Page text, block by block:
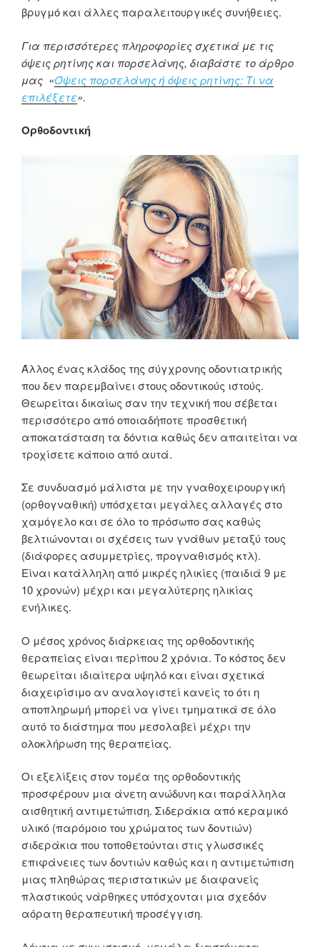
βρυγμό και άλλες παραλειτουργικές συνήθειες.
Για περισσότερες πληροφορίες σχετικά με τις
όψεις ρητίνης και πορσελάνης, διαβάστε το άρθρο
μας «Όψεις πορσελάνης ή όψεις ρητίνης: Τι να
επιλέξετε».
Ορθοδοντική
Άλλος ένας κλάδος της σύγχρονης οδοντιατρικής
που δεν παρεμβαίνει στους οδοντικούς ιστούς.
Θεωρείται δικαίως σαν την τεχνική που σέβεται
περισσότερο από οποιαδήποτε προσθετική
αποκατάσταση τα δόντια καθώς δεν απαιτείται να
τροχίσετε κάποιο από αυτά.
Σε συνδυασμό μάλιστα με την γναθοχειρουργική
(ορθογναθική) υπόσχεται μεγάλες αλλαγές στο
χαμόγελο και σε όλο το πρόσωπο σας καθώς
βελτιώνονται οι σχέσεις των γνάθων μεταξύ τους
(διάφορες ασυμμετρίες, προγναθισμός κτλ).
Είναι κατάλληλη από μικρές ηλικίες (παιδιά 9 με
10 χρονών) μέχρι και μεγαλύτερης ηλικίας
ενήλικες.
Ο μέσος χρόνος διάρκειας της ορθοδοντικής
θεραπείας είναι περίπου 2 χρόνια. Το κόστος δεν
θεωρείται ιδιαίτερα υψηλό και είναι σχετικά
διαχειρίσιμο αν αναλογιστεί κανείς το ότι η
αποπληρωμή μπορεί να γίνει τμηματικά σε όλο
αυτό το διάστημα που μεσολαβεί μέχρι την
ολοκλήρωση της θεραπείας.
Οι εξελίξεις στον τομέα της ορθοδοντικής
προσφέρουν μια άνετη ανώδυνη και παράλληλα
αισθητική αντιμετώπιση. Σιδεράκια από κεραμικό
υλικό (παρόμοιο του χρώματος των δοντιών)
σιδεράκια που τοποθετούνται στις γλωσσικές
επιφάνειες των δοντιών καθώς και η αντιμετώπιση
μιας πληθώρας περιστατικών με διαφανείς
πλαστικούς νάρθηκες υπόσχονται μια σχεδόν
αόρατη θεραπευτική προσέγγιση.